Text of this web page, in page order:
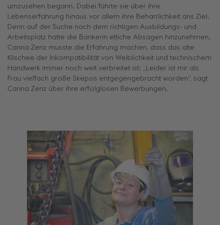
umzusehen begann. Dabei führte sie über ihre
Lebenserfahrung hinaus vor allem ihre Beharrlichkeit ans Ziel.
Denn auf der Suche nach dem richtigen Ausbildungs- und
Arbeitsplatz hatte die Bankerin etliche Absagen hinzunehmen.
Carina Zenz musste die Erfahrung machen, dass das alte
Klischee der Inkompatibilität von Weiblichkeit und technischem
Handwerk immer noch weit verbreitet ist: „Leider ist mir als
Frau vielfach große Skepsis entgegengebracht worden“, sagt
Carina Zenz über ihre erfolglosen Bewerbungen.